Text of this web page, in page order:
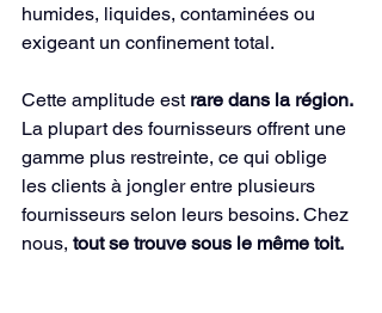
humides, liquides, contaminées ou
exigeant un confinement total.
Cette amplitude est rare dans la région.
La plupart des fournisseurs offrent une
gamme plus restreinte, ce qui oblige
les clients à jongler entre plusieurs
fournisseurs selon leurs besoins. Chez
nous, tout se trouve sous le même toit.